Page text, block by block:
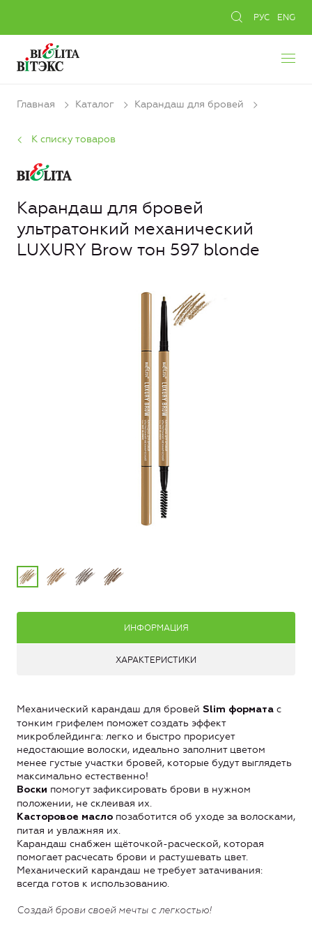
РУС ENG
Главная Каталог Карандаш для бровей
К списку товаров
Карандаш для бровей
ультратонкий механический
LUXURY Brow тон 597 blonde
ИНФОРМАЦИЯ
ХАРАКТЕРИСТИКИ
Механический карандаш для бровей Slim формата с
тонким грифелем поможет создать эффект
микроблейдинга: легко и быстро прорисует
недостающие волоски, идеально заполнит цветом
менее густые участки бровей, которые будут выглядеть
максимально естественно!
Воски помогут зафиксировать брови в нужном
положении, не склеивая их.
Касторовое масло позаботится об уходе за волосками,
питая и увлажняя их.
Карандаш снабжен щёточкой-расческой, которая
помогает расчесать брови и растушевать цвет.
Механический карандаш не требует затачивания:
всегда готов к использованию.
Создай брови своей мечты с легкостью!